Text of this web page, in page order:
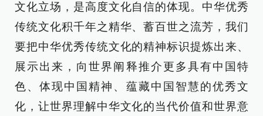
文化立场，是高度文化自信的体现。中华优秀
传统文化积千年之精华、蓄百世之流芳，我们
要把中华优秀传统文化的精神标识提炼出来、
展示出来，向世界阐释推介更多具有中国特
色、体现中国精神、蕴藏中国智慧的优秀文
化，让世界理解中华文化的当代价值和世界意